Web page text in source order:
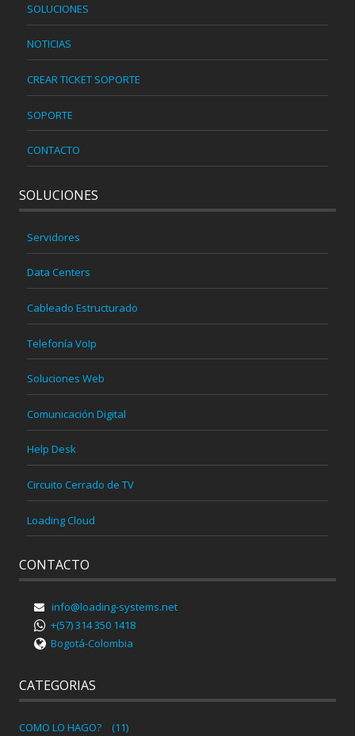
SOLUCIONES
NOTICIAS
CREAR TICKET SOPORTE
SOPORTE
CONTACTO
SOLUCIONES
Servidores
Data Centers
Cableado Estructurado
Telefonía VoIp
Soluciones Web
Comunicación Digital
Help Desk
Circuito Cerrado de TV
Loading Cloud
CONTACTO
info@loading-systems.net
+(57) 314 350 1418
Bogotá-Colombia
CATEGORIAS
COMO LO HAGO? (11)